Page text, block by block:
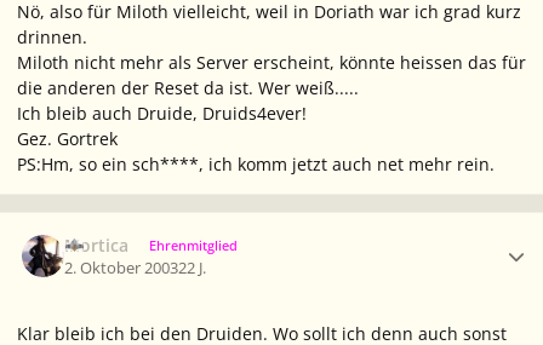
Nö, also für Miloth vielleicht, weil in Doriath war ich grad kurz
drinnen.
Miloth nicht mehr als Server erscheint, könnte heissen das für
die anderen der Reset da ist. Wer weiß.....
Ich bleib auch Druide, Druids4ever!
Gez. Gortrek
PS:Hm, so ein sch****, ich komm jetzt auch net mehr rein.
Mortica Ehrenmitglied
2. Oktober 200322 J.
Klar bleib ich bei den Druiden. Wo sollt ich denn auch sonst